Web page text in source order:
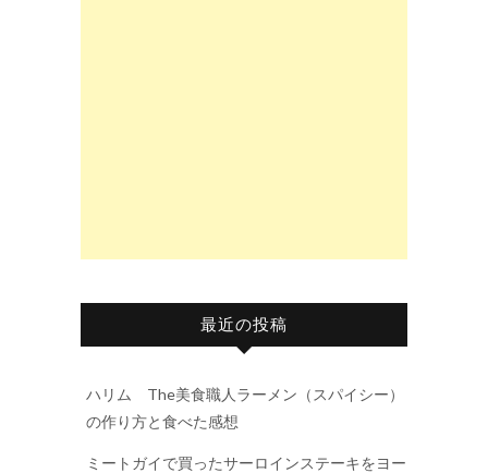
最近の投稿
ハリム The美食職人ラーメン（スパイシー）
の作り方と食べた感想
ミートガイで買ったサーロインステーキをヨー